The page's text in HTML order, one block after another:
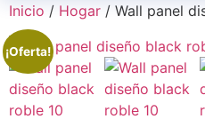
Inicio / Hogar / Wall panel
¡Oferta!